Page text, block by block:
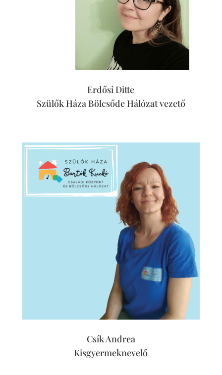
Erdősi Ditte
Szülők Háza Bölcsőde Hálózat vezető
Csík Andrea
Kisgyermeknevelő